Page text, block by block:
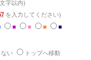
字以内)
を入力してください)
■ ■ ■ ■
い
トップへ移動